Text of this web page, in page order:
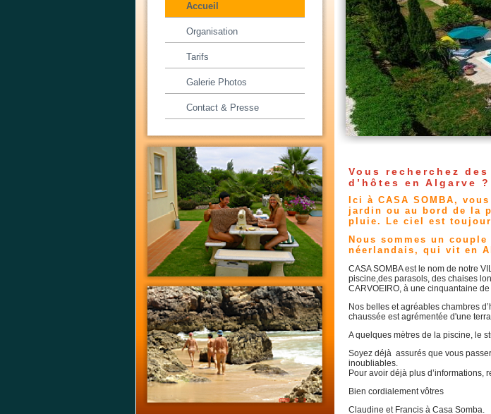
Accueil
Organisation
Tarifs
Galerie Photos
Contact & Presse
Vous recherchez
d’hôtes en Algarve ?
Ici à CASA SOMBA,
jardin ou au bord de la
pluie. Le ciel est
Nous sommes un
néerlandais, qui vit en
CASA SOMBA est le nom de notre
piscine,des parasols, des chaises
CARVOEIRO, à une cinquantaine
Nos belles et agréables chambres
chaussée est agrémentée d'une
A quelques mètres de la piscine, le
Soyez déjà assurés que vous
inoubliables.
Pour avoir déjà plus d’informations,
Bien cordialement vôtres
Claudine et Francis à Casa Somba.